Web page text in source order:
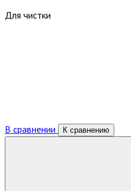
Для чистки
В сравнении К сравнению